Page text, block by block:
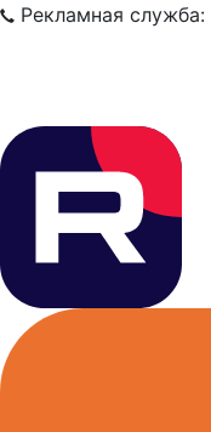
Рекламная служба: